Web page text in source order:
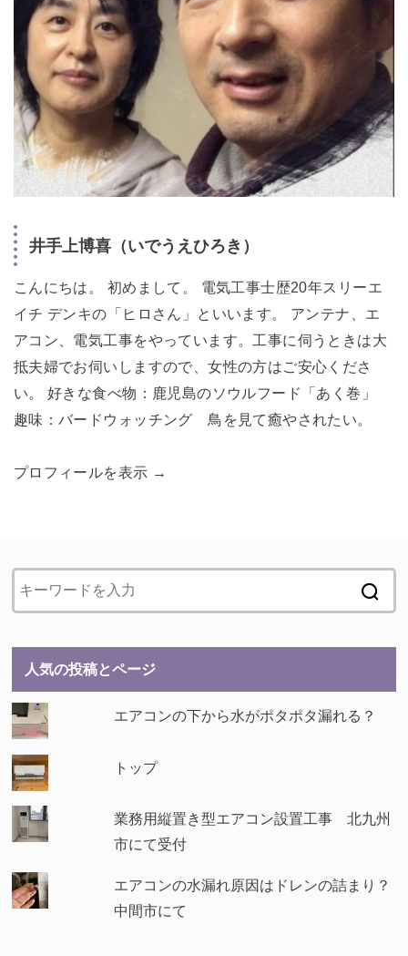
井手上博喜（いでうえひろき）
こんにちは。 初めまして。 電気工事士歴20年スリーエ
イチ デンキの「ヒロさん」といいます。 アンテナ、エ
アコン、電気工事をやっています。工事に伺うときは大
抵夫婦でお伺いしますので、女性の方はご安心くださ
い。 好きな食べ物：鹿児島のソウルフード「あく巻」
趣味：バードウォッチング 鳥を見て癒やされたい。
プロフィールを表示 →
人気の投稿とページ
エアコンの下から水がポタポタ漏れる？
トップ
業務用縦置き型エアコン設置工事 北九州
市にて受付
エアコンの水漏れ原因はドレンの詰まり？
中間市にて